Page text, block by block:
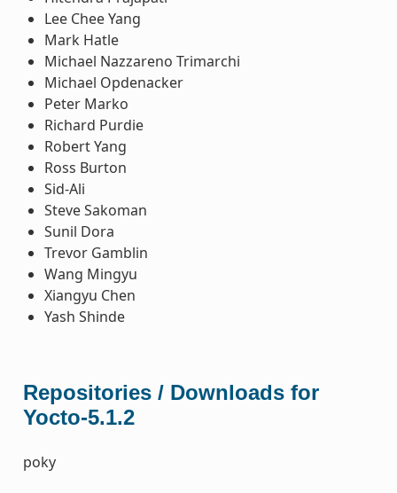
Lee Chee Yang
Mark Hatle
Michael Nazzareno Trimarchi
Michael Opdenacker
Peter Marko
Richard Purdie
Robert Yang
Ross Burton
Sid-Ali
Steve Sakoman
Sunil Dora
Trevor Gamblin
Wang Mingyu
Xiangyu Chen
Yash Shinde
Repositories / Downloads for
Yocto-5.1.2
poky